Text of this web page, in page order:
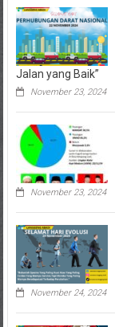
Jalan yang Baik”
November 23, 2024
November 23, 2024
November 24, 2024